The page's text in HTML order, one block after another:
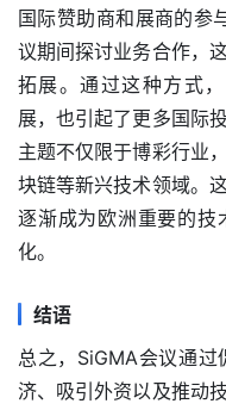
国际赞助商和展商的参
议期间探讨业务合作，
拓展。通过这种方式
展，也引起了更多国际
主题不仅限于博彩行业
块链等新兴技术领域。
逐渐成为欧洲重要的技
化。
结语
总之，SiGMA会议通
济、吸引外资以及推动